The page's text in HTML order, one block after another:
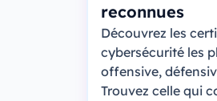
reconnues
Découvrez les
cybersécurité les
offensive,
Trouvez celle qui